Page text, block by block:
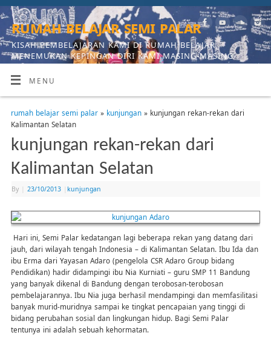
rumah belajar semi palar
KISAH PEMBELAJARAN KAMI DI RUMAH BELAJAR,
MENEMUKAN KEPINGAN DIRI KAMI MASING-MASING
MENU
rumah belajar semi palar» kunjungan» kunjungan rekan-rekan dari
Kalimantan Selatan
kunjungan rekan-rekan dari
Kalimantan Selatan
By 23/10/2013 kunjungan
Hari ini, Semi Palar kedatangan lagi beberapa rekan yang datang dari
jauh, dari wilayah tengah Indonesia – di Kalimantan Selatan. Ibu Ida dan
ibu Erma dari Yayasan Adaro (pengelola CSR Adaro Group bidang
Pendidikan) hadir didampingi ibu Nia Kurniati – guru SMP 11 Bandung
yang banyak dikenal di Bandung dengan terobosan-terobosan
pembelajarannya. Ibu Nia juga berhasil mendampingi dan memfasilitasi
banyak murid-muridnya sampai ke tingkat pencapaian yang tinggi di
bidang perubahan sosial dan lingkungan hidup. Bagi Semi Palar
tentunya ini adalah sebuah kehormatan.